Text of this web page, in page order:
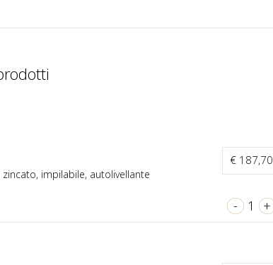
impilabile, autolivellante
€ 187,70
- 1 +